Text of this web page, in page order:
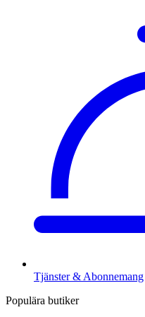
Tjänster & Abonnemang
Populära butiker